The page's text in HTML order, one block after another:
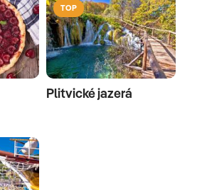
TOP
Plitvické jazerá